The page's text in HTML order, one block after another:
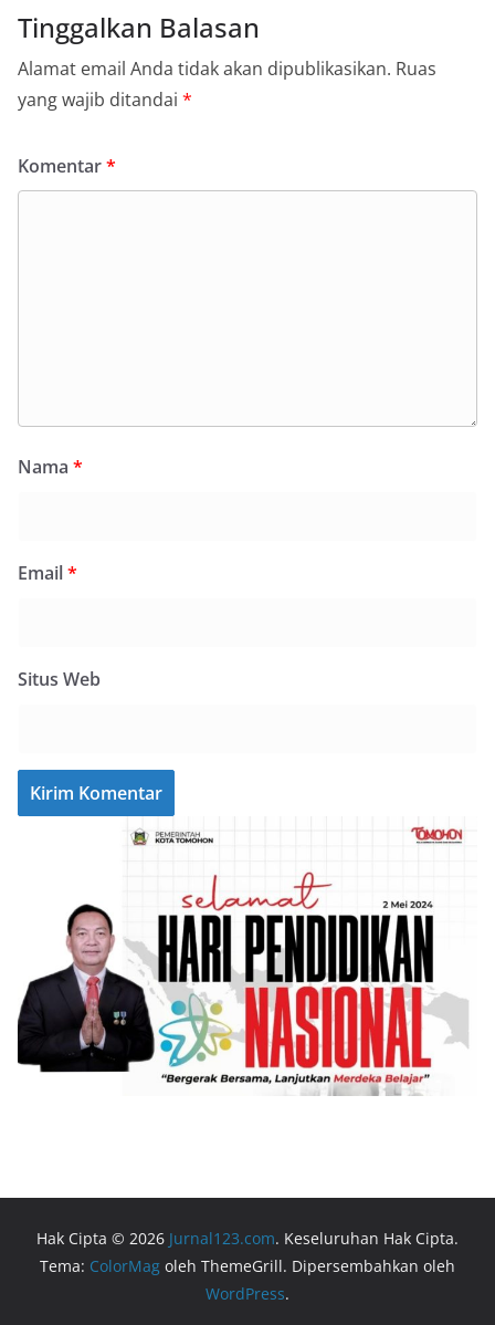
Tinggalkan Balasan
Alamat email Anda tidak akan dipublikasikan. Ruas
yang wajib ditandai *
Komentar*
Nama *
Email*
Situs Web
Hak Cipta © 2026 Jurnal123.com. Keseluruhan Hak Cipta.
Tema: ColorMag oleh ThemeGrill. Dipersembahkan oleh
WordPress.